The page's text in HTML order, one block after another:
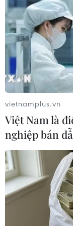
Điện Biên từng
thành thị
carbon rừng
08/08/2026 06:50
An Giang: Các
tải trong khi dự
tập trung chậm
08/08/2026 05:39
vietnamplus.vn
Việt Nam là
nghiệp bán